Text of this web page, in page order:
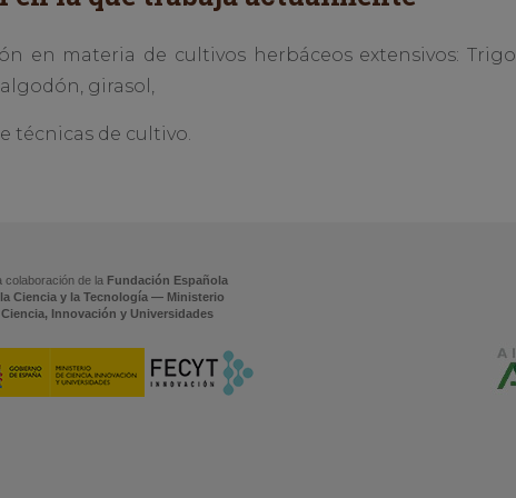
en materia de cultivos herbáceos extensivos:
girasol,
técnicas de cultivo.
colaboración de la Fundación Española
Ciencia y la Tecnología — Ministerio
Innovación y Universidades